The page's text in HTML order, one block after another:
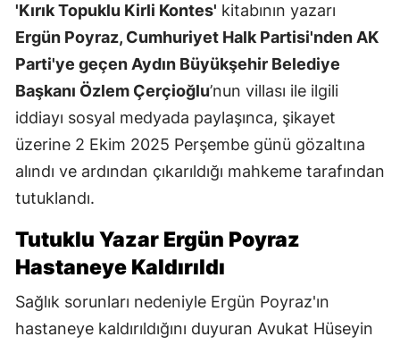
'Kırık Topuklu Kirli Kontes' kitabının yazarı
Ergün Poyraz, Cumhuriyet Halk Partisi'nden AK
Parti'ye geçen Aydın Büyükşehir Belediye
Başkanı Özlem Çerçioğlu’nun villası ile ilgili
iddiayı sosyal medyada paylaşınca, şikayet
üzerine 2 Ekim 2025 Perşembe günü gözaltına
alındı ve ardından çıkarıldığı mahkeme tarafından
tutuklandı.
Tutuklu Yazar Ergün Poyraz
Hastaneye Kaldırıldı
Sağlık sorunları nedeniyle Ergün Poyraz'ın
hastaneye kaldırıldığını duyuran Avukat Hüseyin